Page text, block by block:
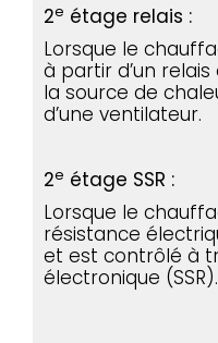
2e étage relais :
Lorsque le
à partir d’un
la source de
d’une ventilateur.
2e étage SSR :
Lorsque le
résistance
et est contrôlé à
électronique (SSR).